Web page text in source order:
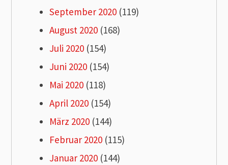
September 2020 (119)
August 2020 (168)
Juli 2020 (154)
Juni 2020 (154)
Mai 2020 (118)
April 2020 (154)
März 2020 (144)
Februar 2020 (115)
Januar 2020 (144)